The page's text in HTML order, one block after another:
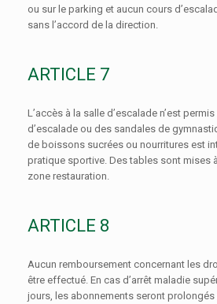
ou sur le parking et aucun cours
sans l’accord de la direction.
ARTICLE 7
L’accès à la salle d’escalade n’est
d’escalade ou des sandales de
de boissons sucrées ou nourritures est
pratique sportive. Des tables sont mises
zone restauration.
ARTICLE 8
Aucun remboursement concernant les
être effectué. En cas d’arrêt maladie
jours, les abonnements seront prolongés